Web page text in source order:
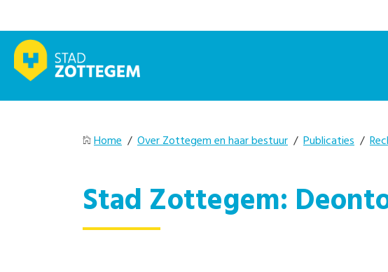
Home / Over Zottegem en haar bestuur / Publicaties /
Stad Zottegem: